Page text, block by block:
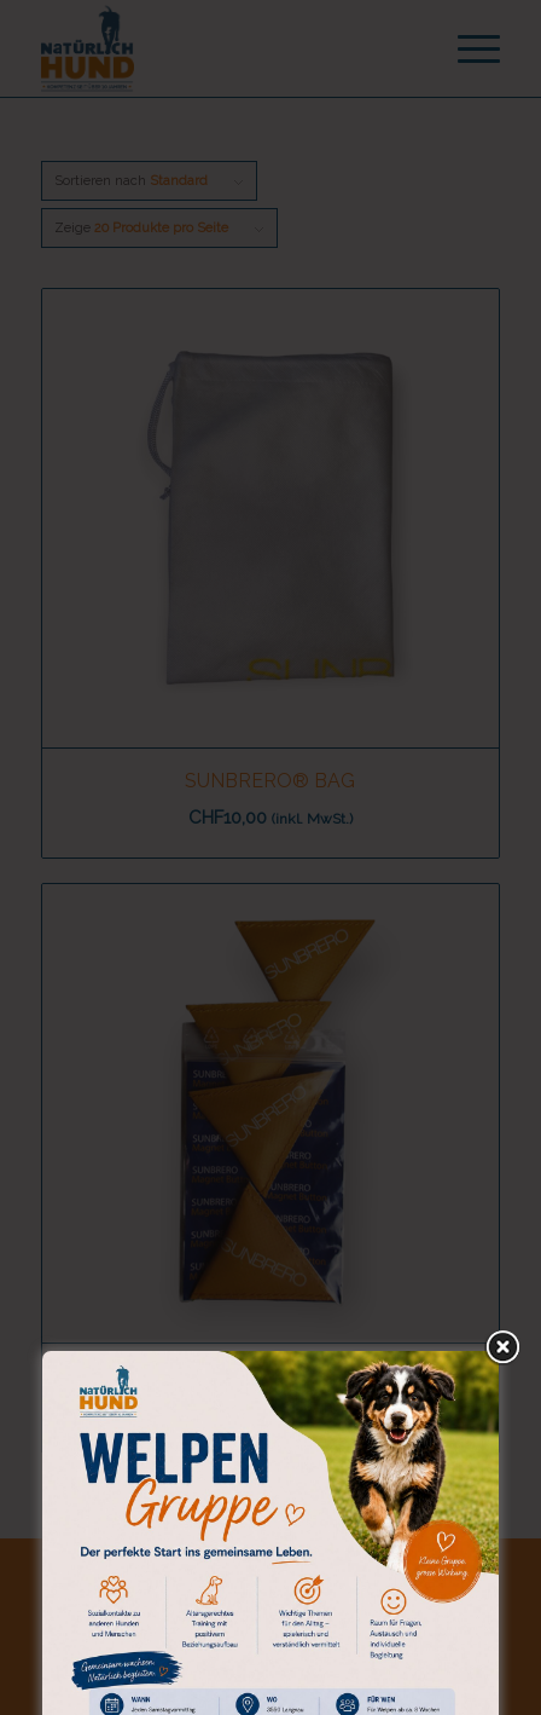
Sortieren nach Standard
Zeige 20 Produkte pro Seite
5.00
SUNBRERO® BAG
CHF10,00 (inkl. MwSt.)
SUNBRERO® MAGNET BUTTON
(inkl. MwSt.)